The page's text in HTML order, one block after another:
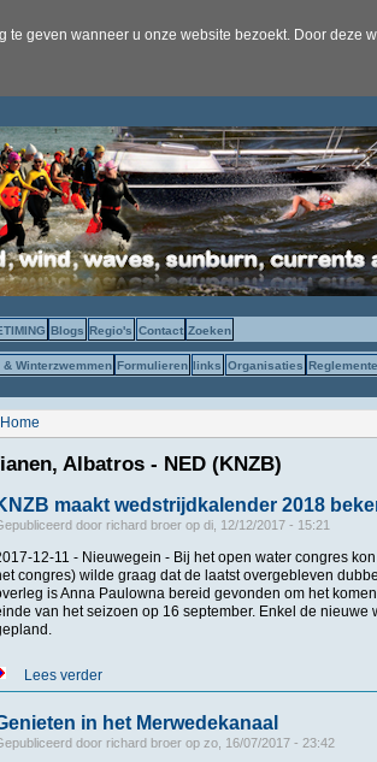
geven wanneer u onze website bezoekt. Door deze
Blogs Regio's Contact Zoeken
& Winterzwemmen Formulieren links Organisaties
bent hier
Home
Albatros - NED (KNZB)
maakt wedstrijdkalender 2018
door richard broerop di, 12/12/2017 - 15:21
12-11 - Nieuwegein - Bij het open water congres
congres) wilde graag dat de laatst overgebleven
is Anna Paulowna bereid gevonden om het
van het seizoen op 16 september. Enkel de
Lees verderover KNZB maakt wedstrijdkalender 2018
in het Merwedekanaal
door richard broerop zo, 16/07/2017 - 23:42